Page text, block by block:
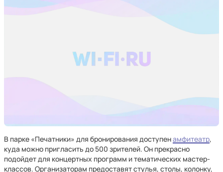
В парке «Печатники» для бронирования доступенамфитеатр,
куда можно пригласить до 500 зрителей. Он прекрасно
подойдет для концертных программ и тематических мастер-
классов. Организаторам предоставят стулья, столы, колонку,